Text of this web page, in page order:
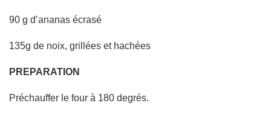
90 g d’ananas écrasé
135g de noix, grillées et hachées
PREPARATION
Préchauffer le four à 180 degrés.